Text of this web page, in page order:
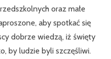
oraz małe
aby spotkać się
dobrze wiedzą, iż święty
by ludzie byli szczęśliwi.